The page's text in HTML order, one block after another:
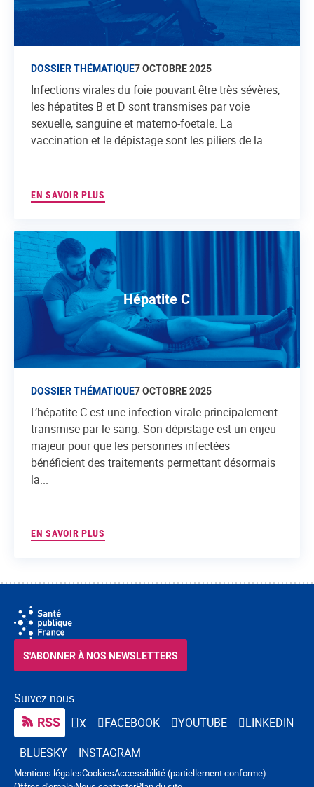
DOSSIER THÉMATIQUE7 OCTOBRE 2025
Infections virales du foie pouvant être très sévères,
les hépatites B et D sont transmises par voie
sexuelle, sanguine et materno-foetale. La
vaccination et le dépistage sont les piliers de la...
EN SAVOIR PLUS
Hépatite C
DOSSIER THÉMATIQUE7 OCTOBRE 2025
L’hépatite C est une infection virale principalement
transmise par le sang. Son dépistage est un enjeu
majeur pour que les personnes infectées
bénéficient des traitements permettant désormais
la...
EN SAVOIR PLUS
Suivez-nous
RSS X FACEBOOK YOUTUBE
LINKEDIN
BLUESKY
INSTAGRAM
S'ABONNER À NOS NEWSLETTERS
Navigation pied de page
Mentions légalesCookiesAccessibilité (partiellement conforme)